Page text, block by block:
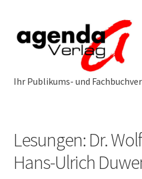
Navigation
springen
Inhalt
springen
Programm
Lesungen: Dr.
Hans-Ulrich